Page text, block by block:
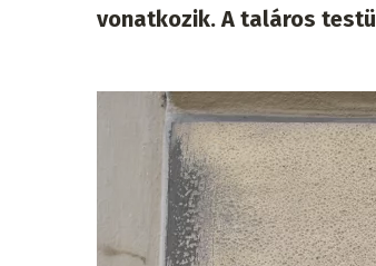
vonatkozik. A taláros